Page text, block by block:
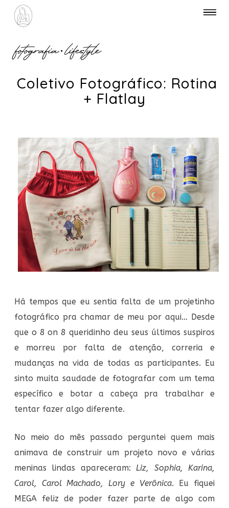
fotografia•lifestyle
Coletivo Fotográfico: Rotina
+ Flatlay
Há tempos que eu sentia falta de um projetinho
fotográfico pra chamar de meu por aqui… Desde
que o 8 on 8 queridinho deu seus últimos suspiros
e morreu por falta de atenção, correria e
mudanças na vida de todas as participantes. Eu
sinto muita saudade de fotografar com um tema
específico e botar a cabeça pra trabalhar e
tentar fazer algo diferente.
No meio do mês passado perguntei quem mais
animava de construir um projeto novo e várias
meninas lindas apareceram:Liz, Sophia, Karina,
Carol, Carol Machado, Lory e Verônica. Eu fiquei
MEGA feliz de poder fazer parte de algo com